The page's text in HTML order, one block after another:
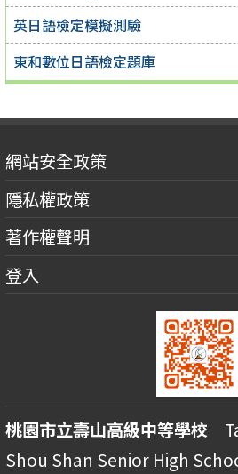
英日語檢定模擬測驗
東和數位日語檢定題庫
網站安全政策
隱私權政策
著作權聲明
登入
桃園市立壽山高級中等學校
Shou Shan Senior High